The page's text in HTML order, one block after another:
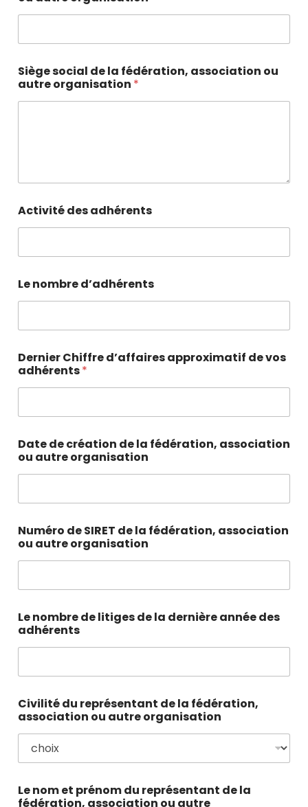
Siège social de la fédération, association ou
autre organisation *
Activité des adhérents
Le nombre d’adhérents
Dernier Chiffre d’affaires approximatif de vos
adhérents*
Date de création de la fédération, association
ou autre organisation
Numéro de SIRET de la fédération, association
ou autre organisation
Le nombre de litiges de la dernière année des
adhérents
Civilité du représentant de la fédération,
association ou autre organisation
Le nom et prénom du représentant de la
fédération, association ou autre